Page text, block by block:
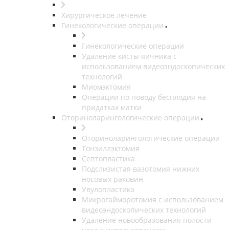
Хирургическое лечение
Гинекологические операции
Гинекологические операции
Удаление кисты яичника с
использованием видеоэндоскопических
технологий
Миомэктомия
Операции по поводу бесплодия на
придатках матки
Оториноларингологические операции
Оториноларингологические операции
Тонзиллэктомия
Септопластика
Подслизистая вазотомия нижних
носовых раковин
Увулопластика
Микрогайморотомия с использованием
видеоэндоскопических технологий
Удаление новообразования полости